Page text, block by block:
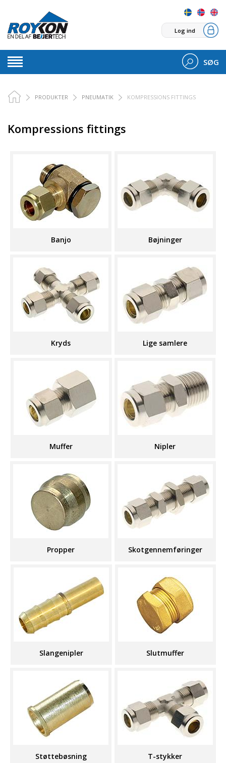
Log ind
SØG
PRODUKTER PNEUMATIK KOMPRESSIONS FITTINGS
Kompressions fittings
Banjo Bøjninger
Kryds Lige samlere
Muffer Nipler
Propper Skotgennemføringer
Slangenipler Slutmuffer
Støttebøsning T-stykker